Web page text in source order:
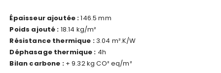
Épaisseur ajoutée :146.5 mm
Poids ajouté : 18.14 kg/m²
Résistance thermique :3.04 m².K/W
Déphasage thermique : 4h
Bilan carbone :+ 9.32 kg CO² eq/m²